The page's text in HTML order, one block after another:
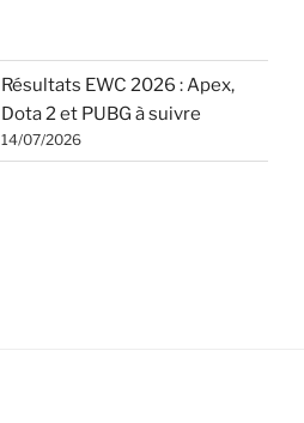
Résultats EWC 2026 : Apex,
Dota 2 et PUBG à suivre
14/07/2026